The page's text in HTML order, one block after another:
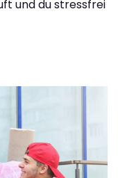
und du stressfrei